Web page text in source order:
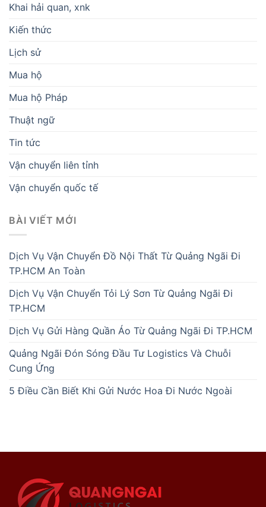
Khai hải quan, xnk
Kiến thức
Lịch sử
Mua hộ
Mua hộ Pháp
Thuật ngữ
Tin tức
Vận chuyển liên tỉnh
Vận chuyển quốc tế
BÀI VIẾT MỚI
Dịch Vụ Vận Chuyển Đồ Nội Thất Từ Quảng Ngãi Đi
TP.HCM An Toàn
Dịch Vụ Vận Chuyển Tỏi Lý Sơn Từ Quảng Ngãi Đi
TP.HCM
Dịch Vụ Gửi Hàng Quần Áo Từ Quảng Ngãi Đi TP.HCM
Quảng Ngãi Đón Sóng Đầu Tư Logistics Và Chuỗi
Cung Ứng
5 Điều Cần Biết Khi Gửi Nước Hoa Đi Nước Ngoài